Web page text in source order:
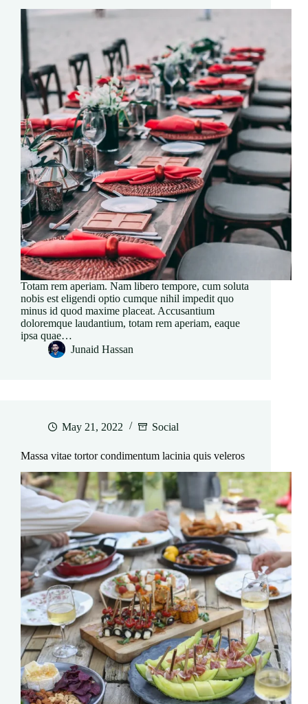
Totam rem aperiam. Nam libero tempore, cum soluta
nobis est eligendi optio cumque nihil impedit quo
minus id quod maxime placeat. Accusantium
doloremque laudantium, totam rem aperiam, eaque
ipsa quae…
Junaid Hassan
May 21, 2022 Social
Massa vitae tortor condimentum lacinia quis veleros